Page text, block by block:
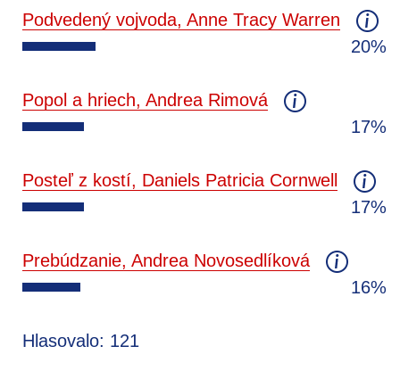
Podvedený vojvoda, Anne Tracy Warren
20%
Popol a hriech, Andrea Rimová
17%
Posteľ z kostí, Daniels Patricia Cornwell
17%
Prebúdzanie, Andrea Novosedlíková
16%
Hlasovalo: 121